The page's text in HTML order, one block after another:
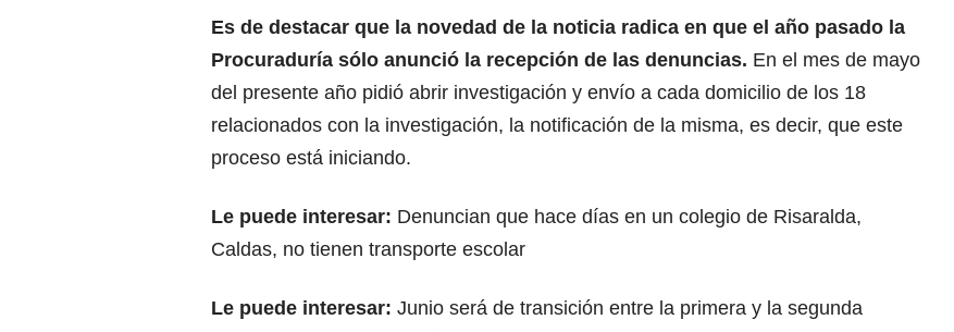
Es de destacar que la novedad de la noticia radica en que el año pasado la
Procuraduría sólo anunció la recepción de las denuncias. En el mes de mayo
del presente año pidió abrir investigación y envío a cada domicilio de los 18
relacionados con la investigación, la notificación de la misma, es decir, que este
proceso está iniciando.
Le puede interesar: Denuncian que hace días en un colegio de Risaralda,
Caldas, no tienen transporte escolar
Le puede interesar: Junio será de transición entre la primera y la segunda